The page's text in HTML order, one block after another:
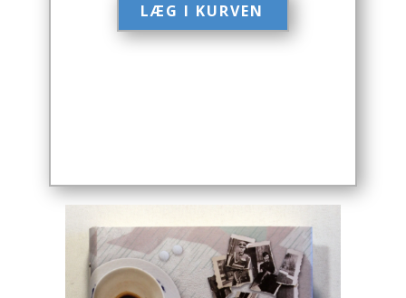
Design
Drikkevare / Øl / Vin
Engelsk
LÆG I KURVEN​